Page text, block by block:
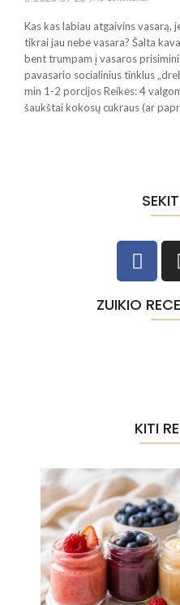
Kas kas labiau atgaivins vasarą,
tikrai jau nebe vasara? Šalta
bent trumpam į vasaros
pavasario socialinius tinklus
min 1-2 porcijos Reikės: 4
šaukštai kokosų cukraus (ar
ZUIKIO
KITI